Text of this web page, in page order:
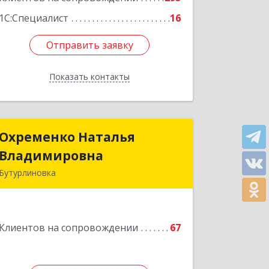
1С:Специалист
16
Отправить заявку
Показать контакты
Отправить заявку
Назад
Охременко Наталья
Владимировна
Бутурлиновка
Клиентов на сопровождении 67
Охременко Наталья
Владимировна